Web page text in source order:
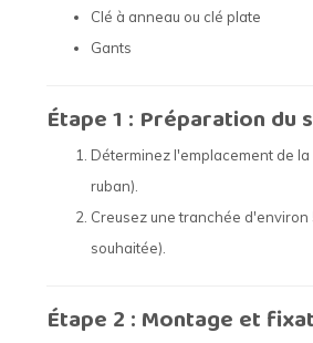
Clé à anneau ou clé plate
Gants
Étape 1 : Préparation du
Déterminez l'emplacement de
ruban).
Creusez une tranchée d'environ
souhaitée).
Étape 2 : Montage et